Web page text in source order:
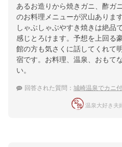
あるお造りから焼きガニ、酢ガ
のお料理メニューが沢山ありま
しゃぶしゃぶやすき焼きは絶品
感じとろけます。予想を上回る
館の方も気さくに話してくれて
宿です。お料理、温泉、おもて
い。
回答された質問： 城崎温泉でカニ付き
温泉大好き夫